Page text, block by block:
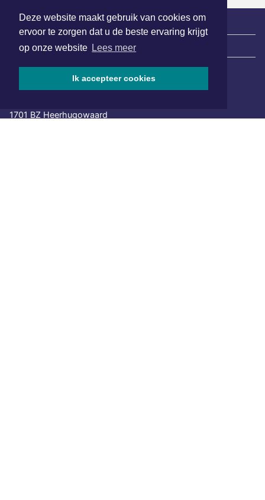
Deze website maakt gebruik van cookies om
ervoor te zorgen dat u de beste ervaring krijgt
op onze website Lees meer
Ik accepteer cookies
| Nieuws | Sport | Evenementen
Hoofdvestiging:
1701 BZ Heerhugowaard